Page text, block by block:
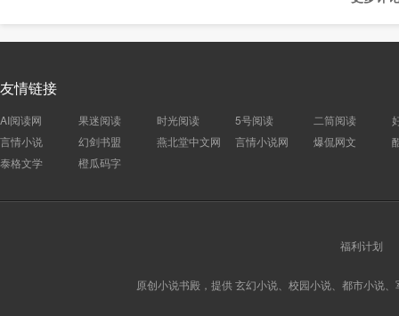
友情链接
AI阅读网 果迷阅读 时光阅读 5号阅读 二筒阅读
言情小说
幻剑书盟 燕北堂中文网 言情小说网 爆侃网文
泰格文学
橙瓜码字
福利计划
原创小说书殿，提供 玄幻小说、校园小说、都市小说